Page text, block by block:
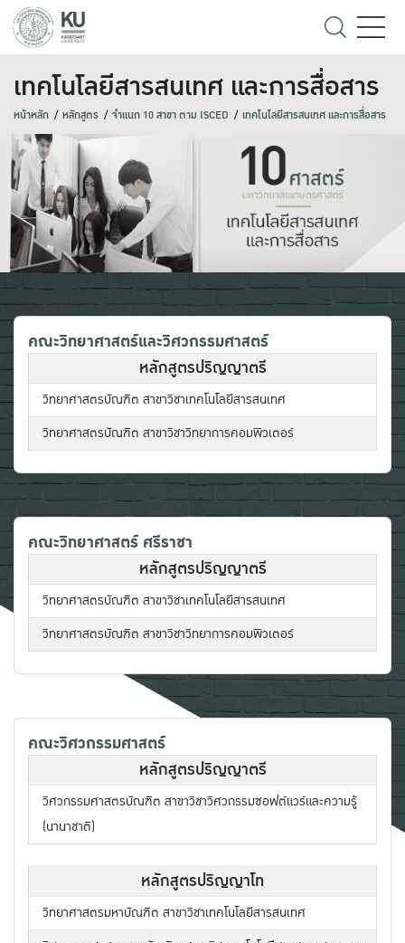
เทคโนโลยีสารสนเทศ และการสื่อสาร
หน้าหลัก หลักสูตร จำแนก 10 สาขา ตาม ISCED เทคโนโลยีสารสนเทศ และการสื่อสาร
คณะวิทยาศาสตร์และวิศวกรรมศาสตร์
หลักสูตรปริญญาตรี
วิทยาศาสตรบัณฑิต สาขาวิชาเทคโนโลยีสารสนเทศ
วิทยาศาสตรบัณฑิต สาขาวิชาวิทยาการคอมพิวเตอร์
คณะวิทยาศาสตร์ ศรีราชา
หลักสูตรปริญญาตรี
วิทยาศาสตรบัณฑิต สาขาวิชาเทคโนโลยีสารสนเทศ
วิทยาศาสตรบัณฑิต สาขาวิชาวิทยาการคอมพิวเตอร์
คณะวิศวกรรมศาสตร์
หลักสูตรปริญญาตรี
วิศวกรรมศาสตรบัณฑิต สาขาวิชาวิศวกรรมซอฟต์แวร์และความรู้
(นานาชาติ)
หลักสูตรปริญญาโท
วิทยาศาสตรมหาบัณฑิต สาขาวิชาเทคโนโลยีสารสนเทศ